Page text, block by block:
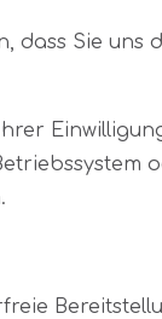
dass Sie uns